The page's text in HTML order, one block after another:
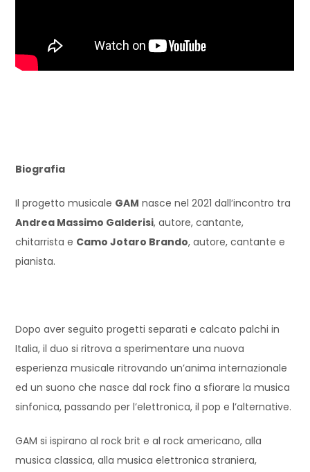
Biografia
Il progetto musicale GAM nasce nel 2021 dall’incontro tra
Andrea Massimo Galderisi, autore, cantante,
chitarrista e Camo Jotaro Brando, autore, cantante e
pianista.
Dopo aver seguito progetti separati e calcato palchi in
Italia, il duo si ritrova a sperimentare una nuova
esperienza musicale ritrovando un’anima internazionale
ed un suono che nasce dal rock fino a sfiorare la musica
sinfonica, passando per l’elettronica, il pop e l’alternative.
GAM si ispirano al rock brit e al rock americano, alla
musica classica, alla musica elettronica straniera,